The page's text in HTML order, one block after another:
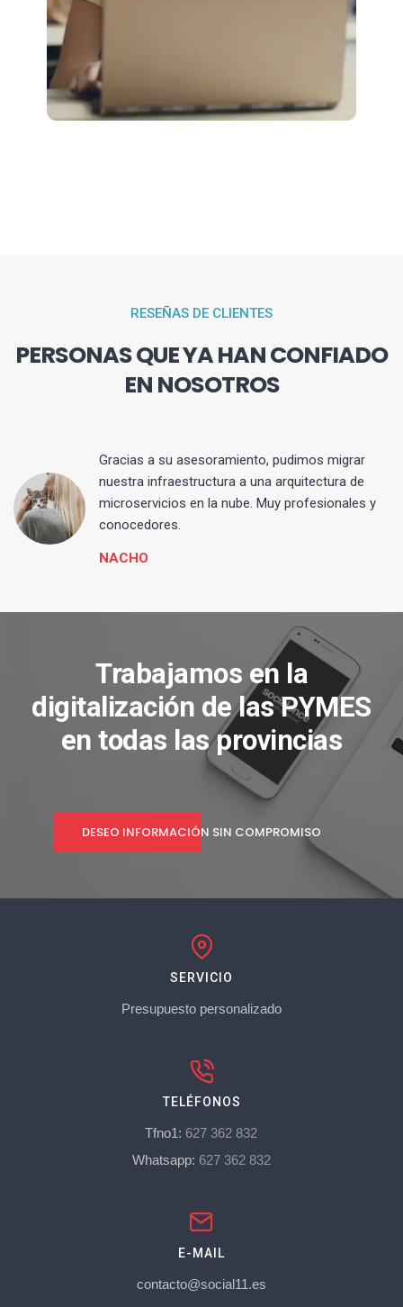
RESEÑAS DE CLIENTES
PERSONAS QUE YA HAN CONFIADO
EN NOSOTROS
Gracias a su asesoramiento, pudimos migrar
nuestra infraestructura a una arquitectura de
microservicios en la nube. Muy profesionales y
conocedores.
NACHO
Trabajamos en la
digitalización de las PYMES
en todas las provincias
DESEO INFORMACIÓN SIN COMPROMISO
SERVICIO
Presupuesto personalizado
TELÉFONOS
Tfno1: 627 362 832
Whatsapp: 627 362 832
E-MAIL
contacto@social11.es